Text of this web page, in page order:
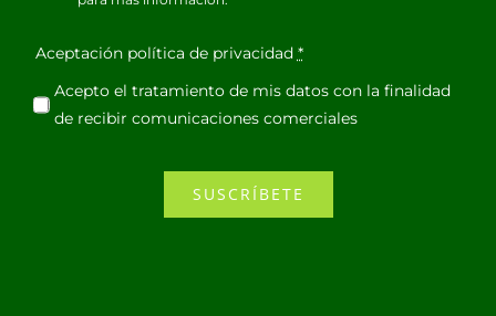
Aceptación política de privacidad *
Acepto el tratamiento de mis datos con la finalidad
de recibir comunicaciones comerciales
SUSCRÍBETE